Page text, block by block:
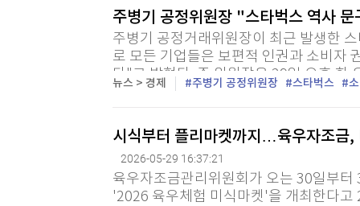
주병기 공정위원장 "스타벅스 역사
주병기 공정거래위원장이 최근 발생한
로 모든 기업들은 보편적 인권과 소비자
다"고 밝혔다. 주 위원장은 29일 오후 한
뉴스 > 경제 주병기 공정위원장 스타벅스
시식부터 플리마켓까지…육우자조금,
2026-05-29 16:37:21
육우자조금관리위원회가 오는 30일부
'2026 육우체험 미식마켓'을 개최한다고